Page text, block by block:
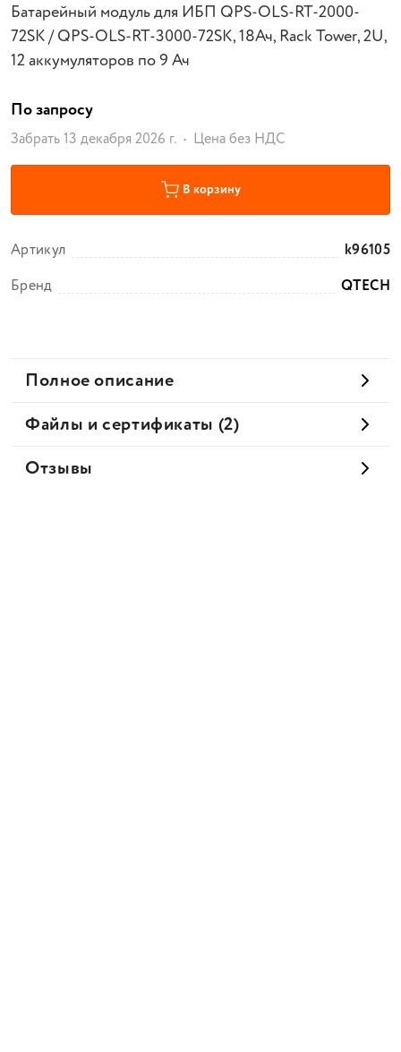
Батарейный модуль для ИБП QPS-OLS-RT-2000-
72SK / QPS-OLS-RT-3000-72SK, 18Ач, Rack Tower, 2U,
12 аккумуляторов по 9 Ач
По запросу
Забрать 13 декабря 2026 г. Цена без НДС
В корзину
Артикул
k96105
Бренд
QTECH
Полное описание
Файлы и сертификаты (2)
Отзывы